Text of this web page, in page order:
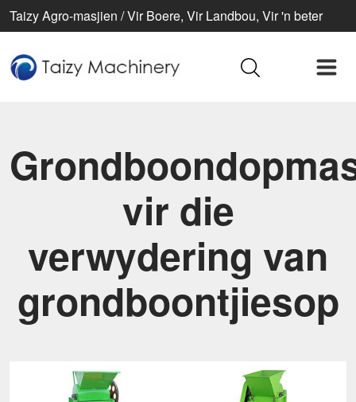
Taizy Agro-masjien / Vir Boere, Vir Landbou, Vir 'n beter
vir die
verwydering van
grondboontjiesop